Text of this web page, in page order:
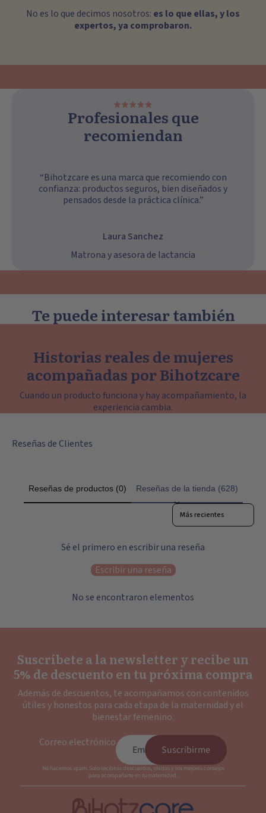
No es lo que decimos nosotros: es lo que ellas, y los
expertos, ya comprobaron.
Profesionales que
recomiendan
“Bihotzcare es una marca que recomiendo con
confianza: productos seguros, bien diseñados y
pensados desde la práctica clínica.”
Laura Sanchez
Matrona y asesora de lactancia
Te puede interesar también
Historias reales de mujeres
acompañadas por Bihotzcare
Cuando un producto funciona y hay acompañamiento, la
experiencia cambia.
Reseñas de Clientes
Reseñas de productos (0) Reseñas de la tienda (628)
Sort reviews by
Sé el primero en escribir una reseña
Escribir una reseña
No se encontraron elementos
Suscríbete a la newsletter y recibe un
5% de descuento en tu próxima compra
Además de descuentos, te acompañamos con contenidos
útiles y honestos para cada etapa de la maternidad y el
bienestar femenino.
No hacemos spam. Solo recibirás descuentos, ofertas y los mejores consejos
para acompañarte en tu maternidad.
Correo electrónico
Suscribirme